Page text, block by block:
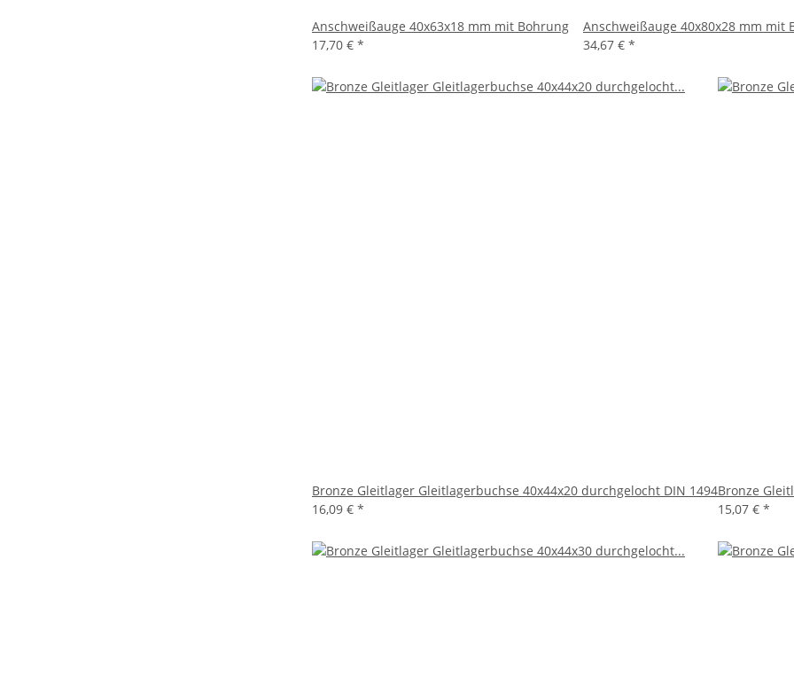
Anschweißauge 40x63x18 mm mit Bohrung
17,70 € *
Anschweißauge 40x80x28 mm mit
34,67 € *
Bronze Gleitlager Gleitlagerbuchse 40x44x20 durchgelocht DIN 1494
16,09 € *
Bronze
15,07 € *